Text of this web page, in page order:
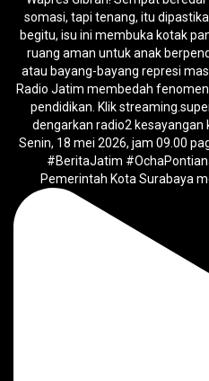
Pemerintah Kota Surabaya